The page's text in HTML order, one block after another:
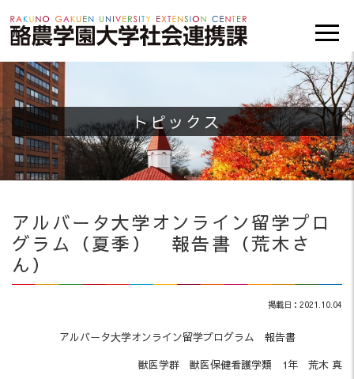
トピックス
アルバータ大学オンライン留学プロ
グラム（夏季） 報告書（荒木さ
ん）
掲載日：2021.10.04
アルバータ大学オンライン留学プログラム 報告書
獣医学群 獣医保健看護学類 1年 荒木 真